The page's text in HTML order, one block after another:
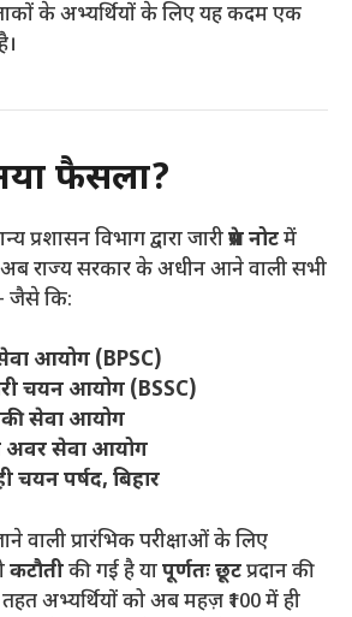
के अभ्यर्थियों के लिए यह कदम एक
फैसला?
प्रशासन विभाग द्वारा जारीप्रेस नोटमें
अब राज्य सरकार के अधीन आने वाली सभी
जैसे कि:
आयोग (BPSC)
चयन आयोग (BSSC)
सेवा आयोग
अवर सेवा आयोग
चयन पर्षद, बिहार
वाली प्रारंभिक परीक्षाओं के लिए
कटौतीकी गई है यापूर्णतः छूटप्रदान की
अभ्यर्थियों को अब महज़ ₹100 में ही